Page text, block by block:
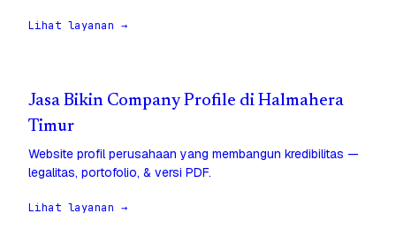
Lihat layanan →
Jasa Bikin Company Profile di Halmahera
Timur
Website profil perusahaan yang membangun kredibilitas —
legalitas, portofolio, & versi PDF.
Lihat layanan →